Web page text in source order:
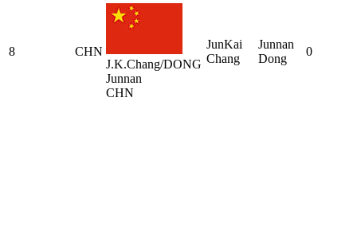
8
CHN
J.K.Chang/DONG
Junnan
CHN
JunKai
Chang
Junnan
Dong
0